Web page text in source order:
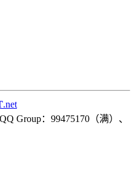
.net
Group：99475170（满）、